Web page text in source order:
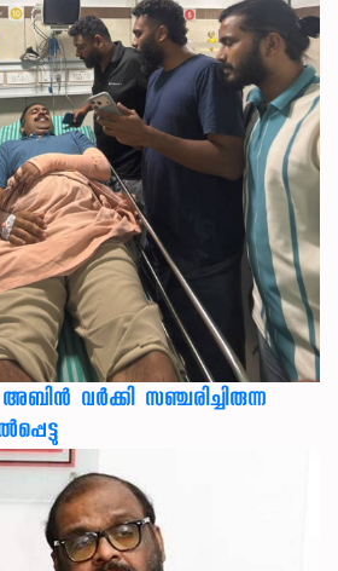
വർക്കി സഞ്ചരിച്ചിരുന്ന